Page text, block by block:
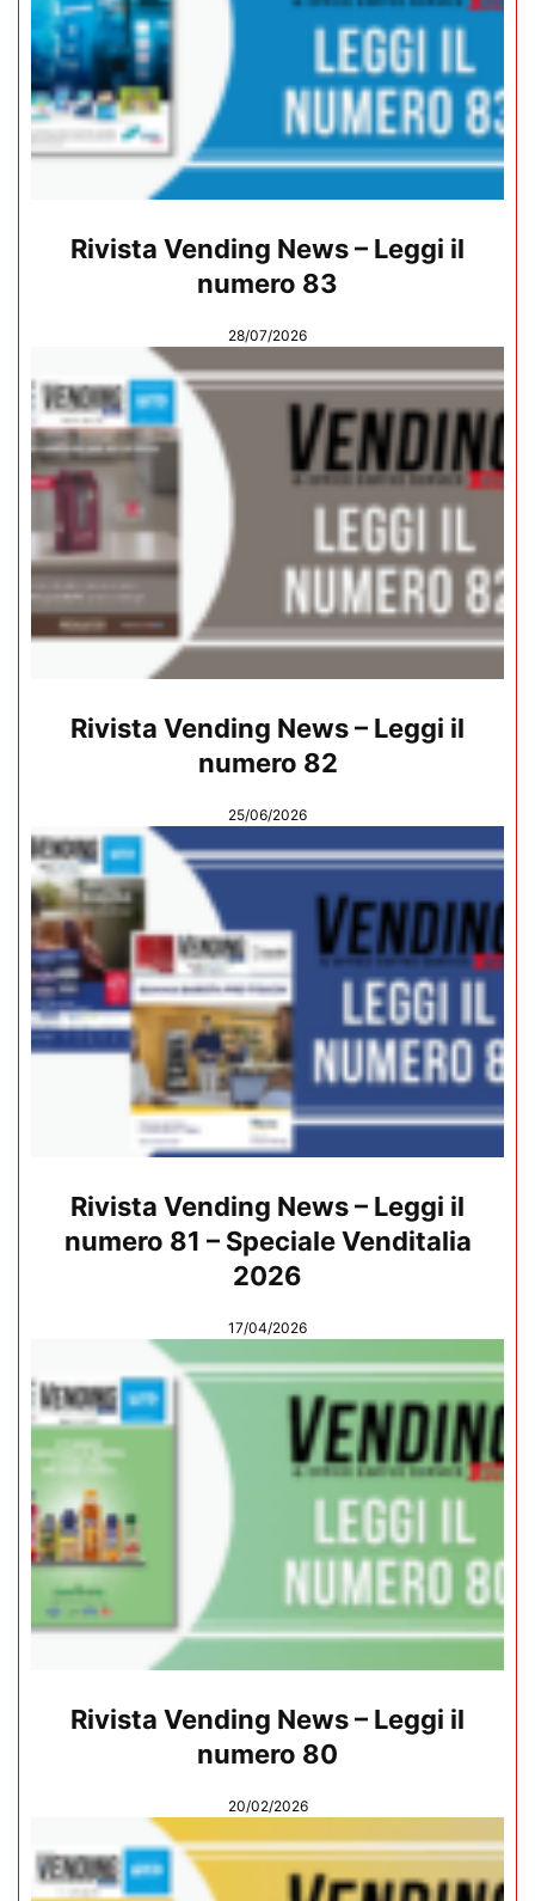
Rivista Vending News – Leggi il
numero 83
28/07/2026
Rivista Vending News – Leggi il
numero 82
25/06/2026
Rivista Vending News – Leggi il
numero 81 – Speciale Venditalia
2026
17/04/2026
Rivista Vending News – Leggi il
numero 80
20/02/2026